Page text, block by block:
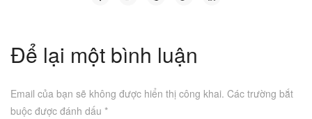
Để lại một bình luận
Email của bạn sẽ không được hiển thị công khai. Các trường bắt
buộc được đánh dấu *